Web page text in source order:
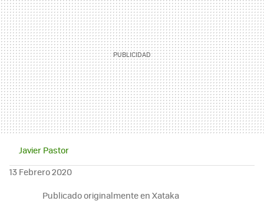
Javier Pastor
13 Febrero 2020
Publicado originalmente en Xataka